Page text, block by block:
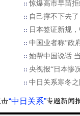
惊爆高市早苗
自己撑不下去
日本签证新规
中国业者称“政
她帮中国说话
央视报“日本惨
中日关系寒冬
“中日关系”